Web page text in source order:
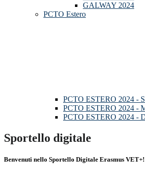
GALWAY 2024
PCTO Estero
PCTO ESTERO 2024 -
PCTO ESTERO 2024 -
PCTO ESTERO 2024 -
Sportello digitale
Benvenuti nello Sportello Digitale Erasmus VET+!